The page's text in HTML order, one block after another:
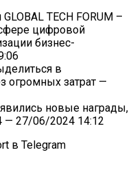
TECH FORUM –
цифровой
бизнес-
в
затрат —
новые награды,
— 27/06/2024 14:12
в Telegram